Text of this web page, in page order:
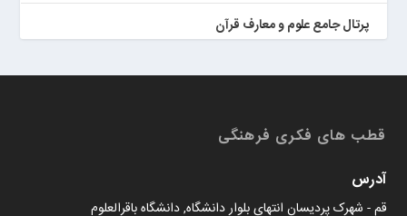
پرتال جامع علوم و معارف قرآن
کتابخان همراه پژوهان
قطب های فکری فرهنگی
آدرس
قم - شهرک پردیسان انتهای بلوار دانشگاه, دانشگاه باقرالعلوم